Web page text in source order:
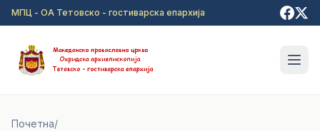
Прејди на главна содржина
МПЦ - ОА Тетовско - гостиварска епархија
Почетна/